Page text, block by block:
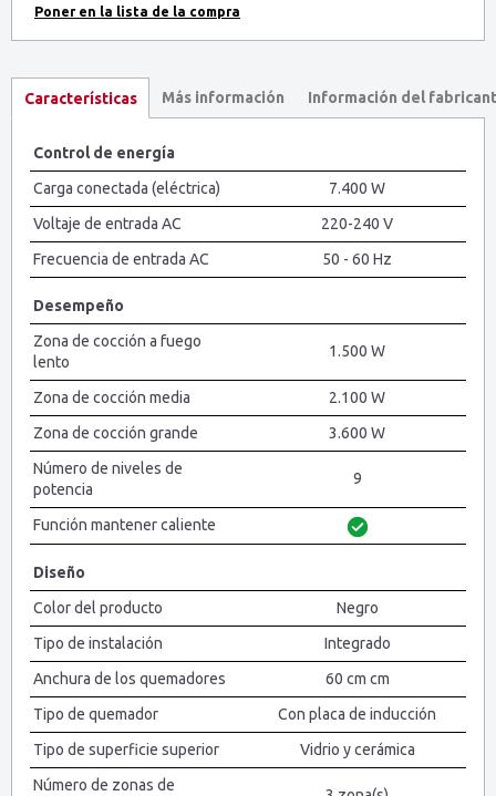
Características Más información Información del
Control de energía
Carga conectada (eléctrica)
7.400 W
Voltaje de entrada AC
220-240 V
Frecuencia de entrada AC
50 - 60 Hz
Desempeño
Zona de cocción a fuego
lento
1.500 W
Zona de cocción media
2.100 W
Zona de cocción grande
3.600 W
Número de niveles de
potencia
9
Función mantener caliente
Diseño
Color del producto
Negro
Tipo de instalación
Integrado
Anchura de los quemadores
60 cm cm
Tipo de quemador
Con placa de inducción
Tipo de superficie superior
Vidrio y cerámica
Número de zonas de